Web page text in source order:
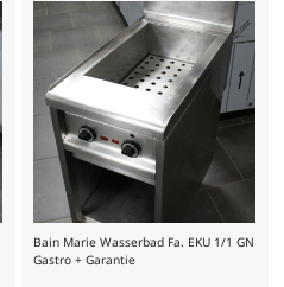
Bain Marie Wasserbad Fa. EKU 1/1 GN
Gastro + Garantie